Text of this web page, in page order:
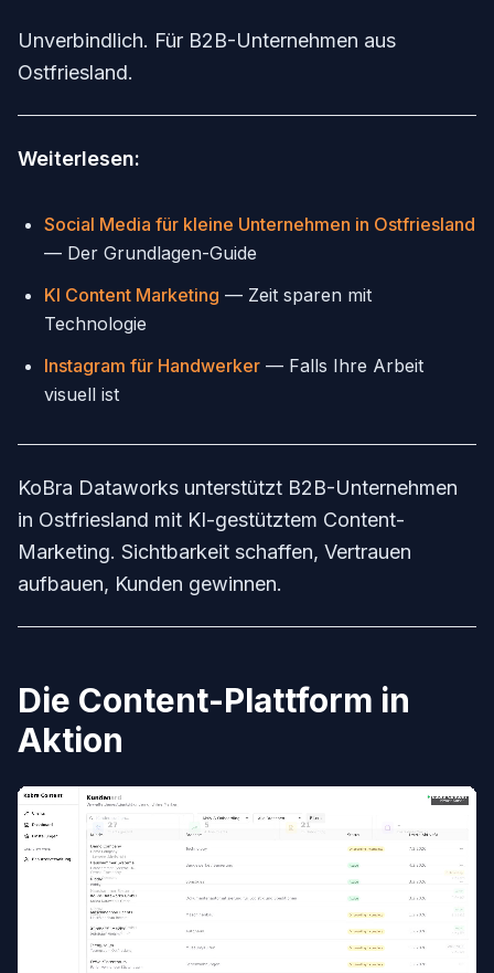
Unverbindlich. Für B2B-Unternehmen aus
Ostfriesland.
Weiterlesen:
Social Media für kleine Unternehmen in Ostfriesland
— Der Grundlagen-Guide
KI Content Marketing — Zeit sparen mit
Technologie
Instagram für Handwerker — Falls Ihre Arbeit
visuell ist
KoBra Dataworks unterstützt B2B-Unternehmen
in Ostfriesland mit KI-gestütztem Content-
Marketing. Sichtbarkeit schaffen, Vertrauen
aufbauen, Kunden gewinnen.
Die Content-Plattform in
Aktion